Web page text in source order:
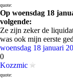
quote:
Op woensdag 18
volgende:
Ze zijn zeker de
was ook mijn eerste
woensdag 18 januari
0
Kozzmic
quote: